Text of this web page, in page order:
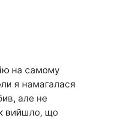
на самому
я намагалася
але не
вийшло, що